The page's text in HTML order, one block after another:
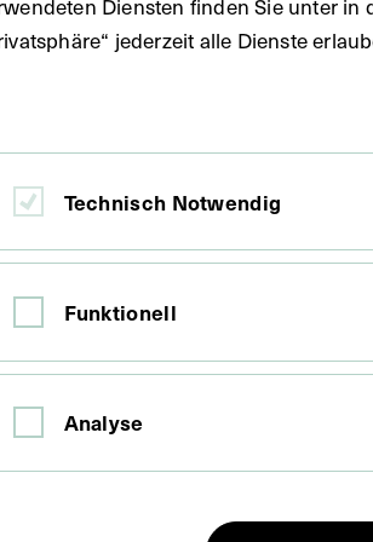
Wien
Diensten finden Sie unter
jederzeit alle Dienste
Technisch Notwendig
Funktionell
Analyse